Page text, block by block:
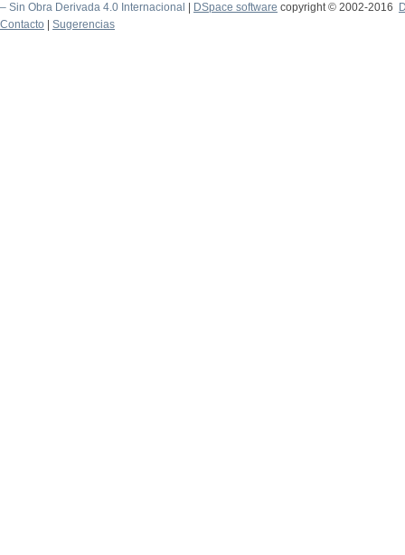
– Sin Obra Derivada 4.0 Internacional
DSpace software copyright © 2002-2016
Contacto
Sugerencias